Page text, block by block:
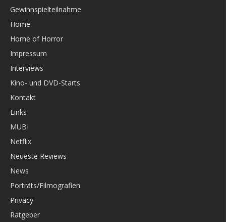
Gewinnspielteilnahme
Home
Home of Horror
Impressum
Interviews
Kino- und DVD-Starts
Kontakt
Links
MUBI
Netflix
Neueste Reviews
News
Porträts/Filmografien
Privacy
Ratgeber